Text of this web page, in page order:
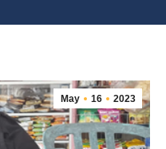
May 16 2023